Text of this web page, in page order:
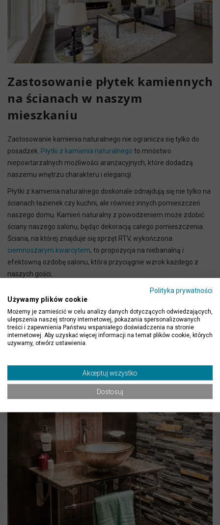
Zastosowanie płytek kamiennych
na ścianach w naszym
mieszkaniu
Zastosowanie kamienia naturalnego nie ogranicza się tylko do
posadzek. Płytki z kamienia naturalnego to mnóstwo
niepowtarzalnych możliwości aranżacyjnych, które dodadzą
naszemu wnętrzu charakteru i elegancji.
Płytki z kamienia naturalnego doskonale odnajdują się nie tylko na
ścianach łazienek czy kuchni, ale również innych pomieszczeń
naszego domu. Kamień naturalny z powodzeniem może zdobić
ściany naszego salonu, będąc dekoracją całego pomieszczenia.
Ściana, na której znajduje się sprzęt RTV, wykończona
ciemnoszarym kwarcytem, to propozycja na niebanalną i
efektowną ozdobę salonu, która przyciągnie wzrok każdego z
naszych gości.
Polityka prywatności
Używamy plików cookie
Możemy je zamieścić w celu analizy danych dotyczących odwiedzających,
ulepszenia naszej strony internetowej, pokazania spersonalizowanych
treści i zapewnienia Państwu wspaniałego doświadczenia na stronie
internetowej. Aby uzyskać więcej informacji na temat plików cookie, których
używamy, otwórz ustawienia.
Akceptuj wszystko
Dostosuj